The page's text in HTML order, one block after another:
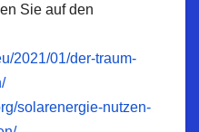
Sie auf den
2021/01/der-traum-
solarenergie-nutzen-